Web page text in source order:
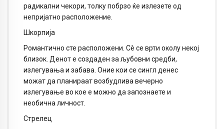
радикални чекори, толку побрзо ќе излезете од
непријатно расположение.
Шкорпија
Романтично сте расположени. Сè се врти околу некој
близок. Денот е создаден за љубовни средби,
излегувања и забава. Оние кои се сингл денес
можат да планираат возбудлива вечерно
излегување во кое е можно да запознаете и
необична личност.
Стрелец